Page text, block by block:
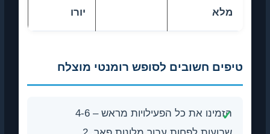
מלא
יורו
טיפים חשובים לסופש רומנטי מוצלח
הזמינו את כל הפעילויות מראש – 4-6